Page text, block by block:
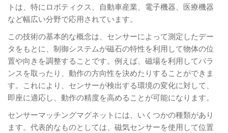
トは、特にロボティクス、自動車産業、電子機器、医療機器
など幅広い分野で応用されています。
この技術の基本的な概念は、センサーによって測定したデー
タをもとに、制御システムが磁石の特性を利用して物体の位
置や向きを調整することです。例えば、磁場を利用してバラ
ンスを取ったり、動作の方向性を決めたりすることができま
す。これにより、センサーが検出する環境の変化に対して、
即座に適応し、動作の精度を高めることが可能になります。
センサーマッチングマグネットには、いくつかの種類があり
ます。代表的なものとしては、磁気センサーを使用して位置